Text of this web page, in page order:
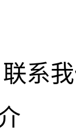
联系我